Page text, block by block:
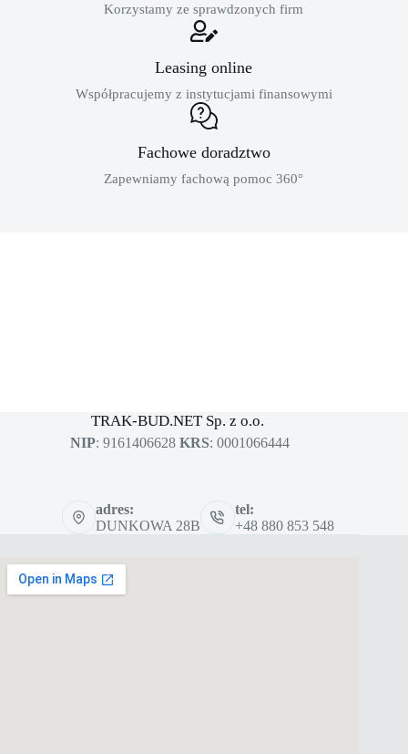
Korzystamy ze sprawdzonych firm
Leasing online
Współpracujemy z instytucjami finansowymi
Fachowe doradztwo
Zapewniamy fachową pomoc 360°
TRAK-BUD.NET Sp. z o.o.
NIP: 9161406628 KRS: 0001066444
adres:
DUNKOWA 28B
tel:
+48 880 853 548